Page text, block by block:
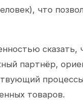
что
сказать,
партнёр,
товаров.